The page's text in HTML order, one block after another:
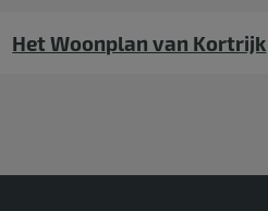
Het Woonplan van Kortrijk